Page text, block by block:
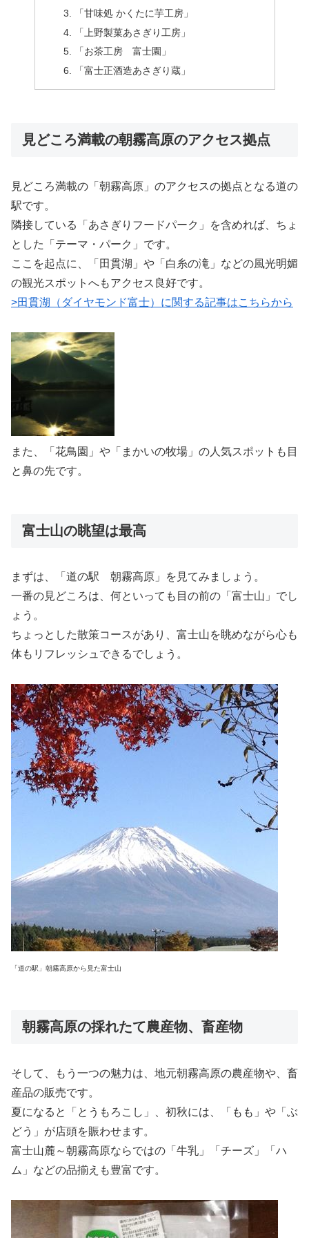
「甘味処 かくたに芋工房」
「上野製菓あさぎり工房」
「お茶工房 富士園」
「富士正酒造あさぎり蔵」
見どころ満載の朝霧高原のアクセス拠点
見どころ満載の「朝霧高原」のアクセスの拠点となる道の
駅です。
隣接している「あさぎりフードパーク」を含めれば、ちょ
とした「テーマ・パーク」です。
ここを起点に、「田貫湖」や「白糸の滝」などの風光明媚
の観光スポットへもアクセス良好です。
>田貫湖（ダイヤモンド富士）に関する記事はこちらから
また、「花鳥園」や「まかいの牧場」の人気スポットも目
と鼻の先です。
富士山の眺望は最高
まずは、「道の駅 朝霧高原」を見てみましょう。
一番の見どころは、何といっても目の前の「富士山」でし
ょう。
ちょっとした散策コースがあり、富士山を眺めながら心も
体もリフレッシュできるでしょう。
「道の駅」朝霧高原から見た富士山
朝霧高原の採れたて農産物、畜産物
そして、もう一つの魅力は、地元朝霧高原の農産物や、畜
産品の販売です。
夏になると「とうもろこし」、初秋には、「もも」や「ぶ
どう」が店頭を賑わせます。
富士山麓～朝霧高原ならではの「牛乳」「チーズ」「ハ
ム」などの品揃えも豊富です。